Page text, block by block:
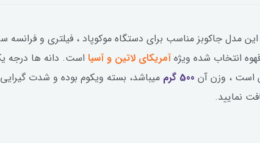
این مدل جاکوبز مناسب برای دستگاه موکوپاد ، فیلتری و
آمریکای لاتین و آسیا است. دانه ها درجه
است ، وزن آن 500 گرم
میباشد، بسته ویکوم بوده و شدت گیرایی این محصول 3/5 میباشد. قهوه
نمایید.